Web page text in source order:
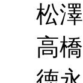
松
高